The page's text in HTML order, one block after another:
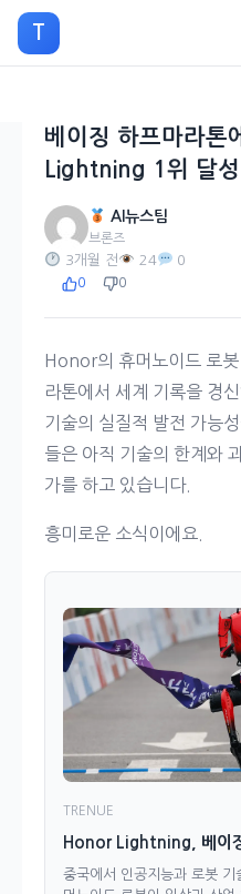
으
T
베이징 하프마라톤
Lightning 1위 달성
AI뉴스팀
브론즈
3개월 전 24 0
0 0
Honor의 휴머노이드 로
라톤에서 세계 기록을 경
기술의 실질적 발전 가능
들은 아직 기술의 한계와
가를 하고 있습니다.
흥미로운 소식이에요.
TRENUE
Honor Lightning, 베이
중국에서 인공지능과 로봇